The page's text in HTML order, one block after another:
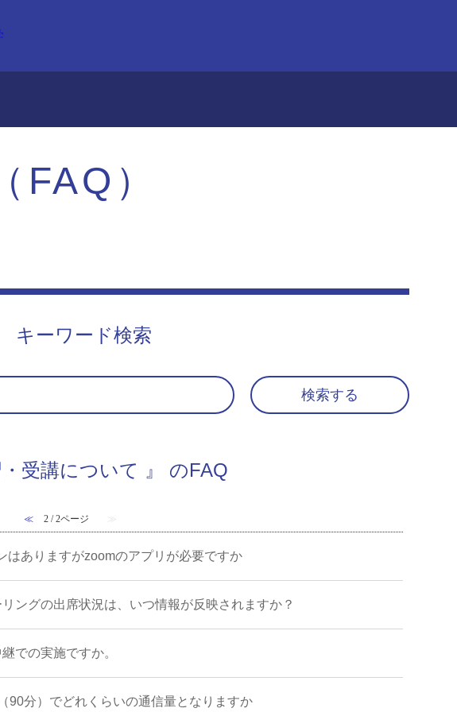
FAQ）
キーワード検索
・受講について 』 のFAQ
≪ 2 / 2ページ ≫
はありますがzoomのアプリが必要ですか
ングの出席状況は、いつ情報が反映されますか？
での実施ですか。
90分）でどれくらいの通信量となりますか